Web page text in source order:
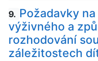
9. Požadavky
výživného a
rozhodování
záležitostech